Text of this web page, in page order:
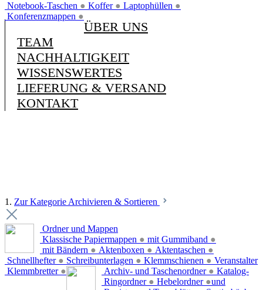
Notebook-Taschen ● Koffer ● Laptophüllen ●
Konferenzmappen ●
ÜBER UNS
TEAM
NACHHALTIGKEIT
WISSENSWERTES
LIEFERUNG & VERSAND
KONTAKT
1. Zur Kategorie Archivieren & Sortieren
Ordner und Mappen
Klassische Papiermappen ● mit Gummiband ●
mit Bändern ● Aktenboxen ● Aktentaschen ●
Schnellhefter ● Schreibunterlagen ● Klemmschienen ●
Klemmbretter ●
Veranstalter
Archiv- und Taschenordner ●
Ringordner ● Hebelordner ●
Katalog-
und